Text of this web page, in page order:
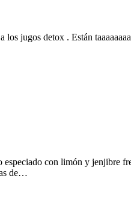
jugos detox . Están
con limón y jenjibre
de…